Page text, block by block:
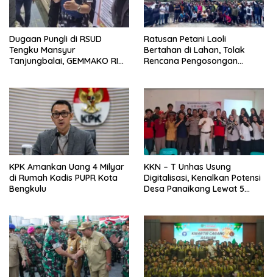
Dugaan Pungli di RSUD
Tengku Mansyur
Tanjungbalai, GEMMAKO RI
Ratusan Petani Laoli
Bertahan di Lahan, Tolak
Rencana Pengosongan
KPK Amankan Uang 4 Milyar
di Rumah Kadis PUPR Kota
Bengkulu
KKN – T Unhas Usung
Digitalisasi, Kenalkan Potensi
Desa Panaikang Lewat 5